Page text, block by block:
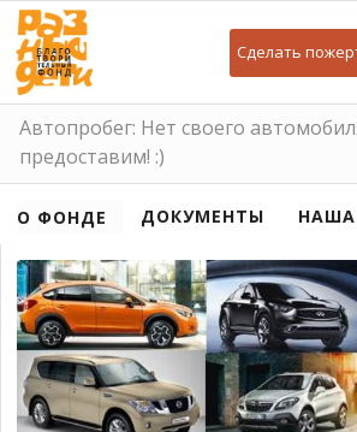
Сделать
Автопробег: Нет своего
предоставим! :)
О ФОНДЕ ДОКУМЕНТЫ